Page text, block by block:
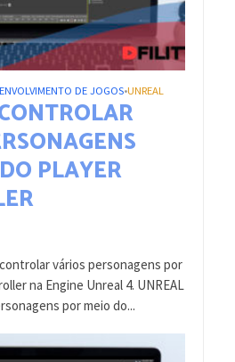
DE JOGOS•UNREAL
PLAYER
vários personagens por
na Engine Unreal 4. UNREAL
por meio do...